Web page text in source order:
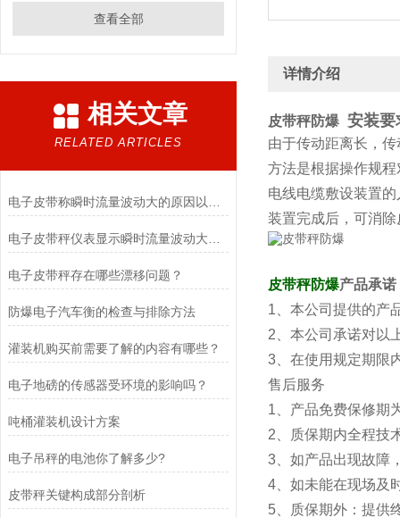
查看全部
相关文章
RELATED ARTICLES
电子皮带秤存在哪些漂移问题？
防爆电子汽车衡的检查与排除方法
灌装机购买前需要了解的内容有哪些？
电子地磅的传感器受环境的影响吗？
吨桶灌装机设计方案
电子吊秤的电池你了解多少?
皮带秤关键构成部分剖析
详情介绍
皮带秤防爆 安装要
由于传动距离长，
方法是根据操作规
电线电缆敷设装置
装置完成后，可消
皮带秤防爆产品承诺
1、本公司提供的产
2、本公司承诺对以
3、在使用规定期限
售后服务
1、产品免费保修期
2、质保期内全
3、如产品出现故障
4、如未能在现场及
5、质保期外：提供